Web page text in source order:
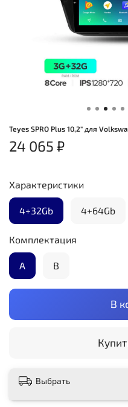
Teyes SPRO Plus 10,2" для
24 065 ₽
В
Характеристики
4+32Gb 4+64Gb
Комплектация
А B
Выбрать